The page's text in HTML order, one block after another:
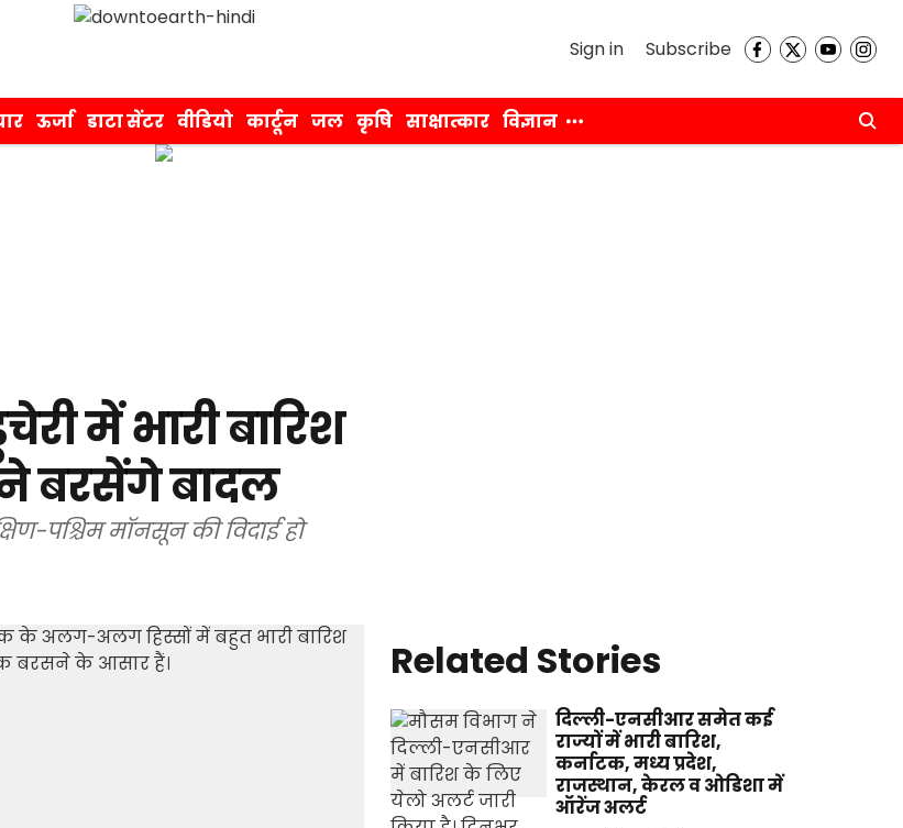
Sign in Subscribe
ऊर्जा डाटा सेंटर वीडियो कार्टून जल कृषि साक्षात्कार विज्ञान
में भारी बारिश
बरसेंगे बादल
पश्चिम मॉनसून की विदाई हो
Related Stories
दिल्ली-एनसीआर समेत कई
राज्यों में भारी बारिश,
कर्नाटक, मध्य प्रदेश,
राजस्थान, केरल व ओडिशा में
ऑरेंज अलर्ट